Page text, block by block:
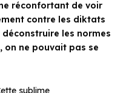
réconfortant de voir
contre les diktats
les normes
on ne pouvait pas se
sublime